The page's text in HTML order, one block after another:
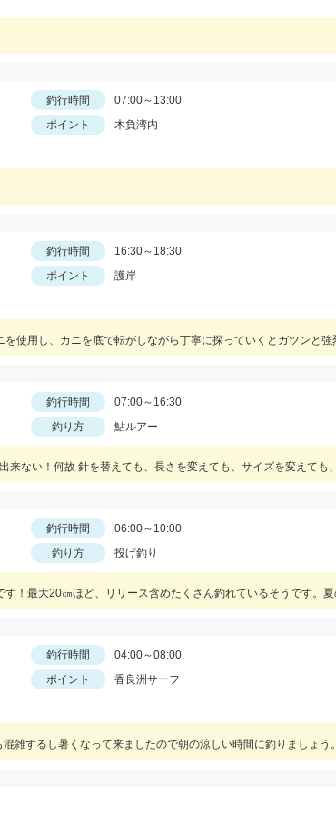
釣行時間
07:00～13:00
ポイント
木負湾内
釣行時間
16:30～18:30
ポイント
護岸
釣行時間
07:00～16:30
釣り方 鮎ルアー
釣行時間
06:00～10:00
釣り方 投げ釣り
釣行時間
04:00～08:00
ポイント
香良洲サーフ